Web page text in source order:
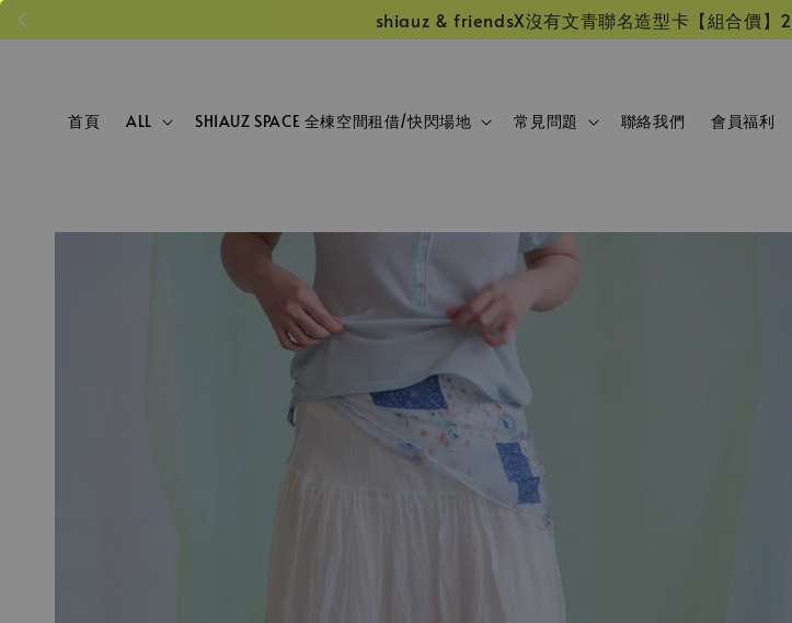
shiauz & friendsX沒有文青聯名造型卡【組合價
首頁 ALL SHIAUZ SPACE 全棟空間租借/快閃場地 常見問題 聯絡我們 會員福利